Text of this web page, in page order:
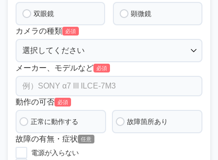
双眼鏡 顕微鏡
カメラの種類 必須
メーカー、モデルなど 必須
動作の可否 必須
正常に動作する 故障箇所あり
故障の有無・症状 任意
電源が入らない